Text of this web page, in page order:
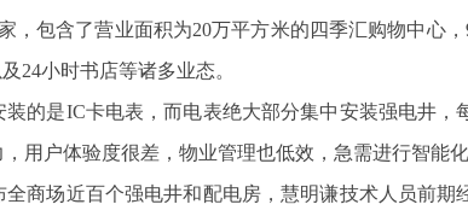
，包含了营业面积为20万平方米的四季汇购物中心
24小时书店等诸多业态。
是IC卡电表，而电表绝大部分集中安装强电井，
用户体验度很差，物业管理也低效，急需进行智能化
场近百个强电井和配电房，慧明谦技术人员前期